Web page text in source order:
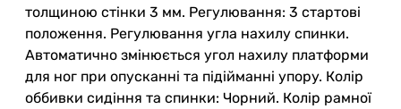
толщиною стінки 3 мм. Регулювання: 3 стартові
положення. Регулювання угла нахилу спинки.
Автоматично змінюється угол нахилу платформи
для ног при опусканні та підійманні упору. Колір
оббивки сидіння та спинки: Чорний. Колір рамної